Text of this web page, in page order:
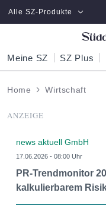
Zum Hauptinhalt springen
Alle SZ-Produkte
Meine SZ SZ Plus
Home Wirtschaft
ANZEIGE
news aktuell GmbH
17.06.2026 - 08:00 Uhr
PR-Trendmonitor
kalkulierbarem